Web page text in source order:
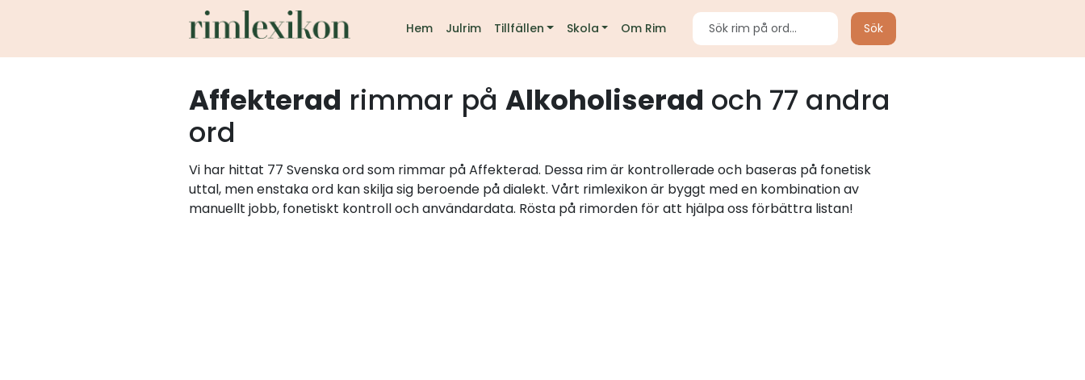
Hem Julrim Tillfällen Skola Om Rim Sök
Affekterad rimmar på Alkoholiserad och 77 andra
ord
Vi har hittat 77 Svenska ord som rimmar på Affekterad. Dessa rim är kontrollerade och baseras på fonetisk
uttal, men enstaka ord kan skilja sig beroende på dialekt. Vårt rimlexikon är byggt med en kombination av
manuellt jobb, fonetiskt kontroll och användardata. Rösta på rimorden för att hjälpa oss förbättra listan!